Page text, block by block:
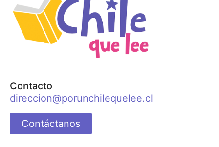
Contacto
direccion@porunchilequelee.cl
Contáctanos